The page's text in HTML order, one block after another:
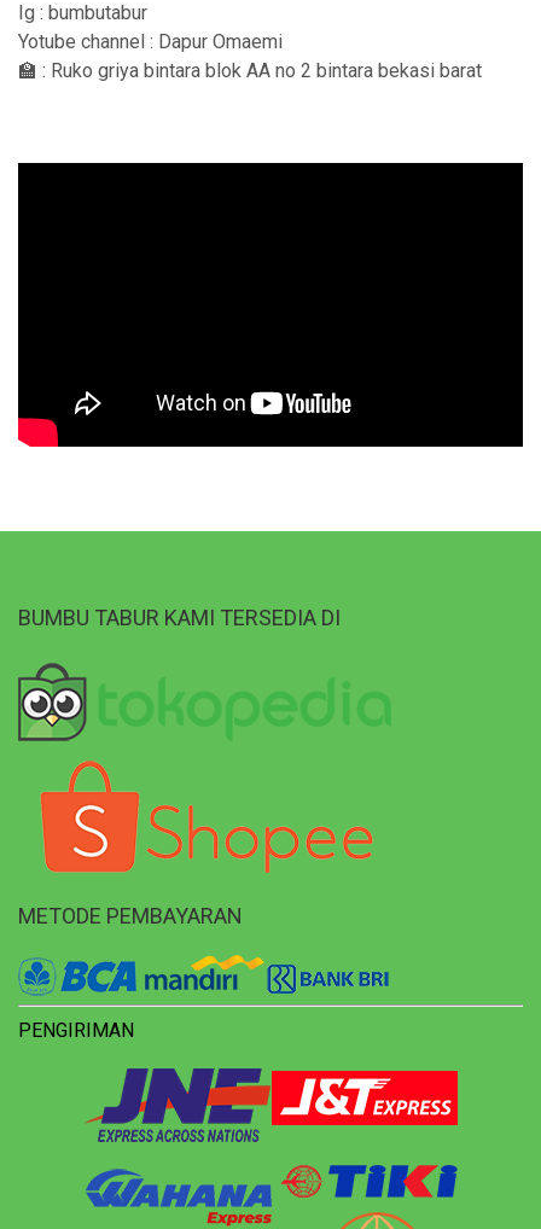
Ig : bumbutabur
Yotube channel : Dapur Omaemi
🏫 : Ruko griya bintara blok AA no 2 bintara bekasi barat
BUMBU TABUR KAMI TERSEDIA DI
METODE PEMBAYARAN
PENGIRIMAN